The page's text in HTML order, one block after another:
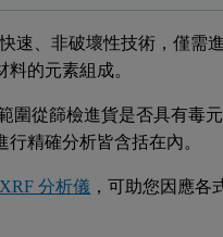
速、非破壞性技術，僅需
料的元素組成。
圍從篩檢進貨是否具有毒元
精確分析皆含括在內。
XRF 分析儀 ，可助您因應各